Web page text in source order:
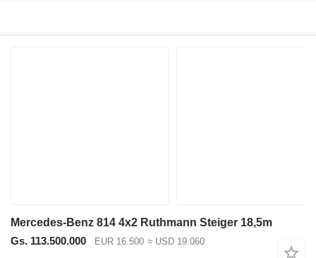
Mercedes-Benz 814 4x2 Ruthmann Steiger 18,5m
Gs. 113.500.000
EUR 16.500 ≈ USD 19.060